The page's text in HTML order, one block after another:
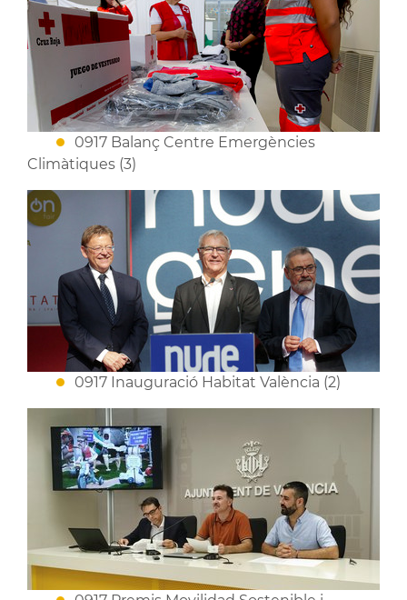
0917 Balanç Centre Emergències
Climàtiques (3)
0917 Inauguració Habitat València (2)